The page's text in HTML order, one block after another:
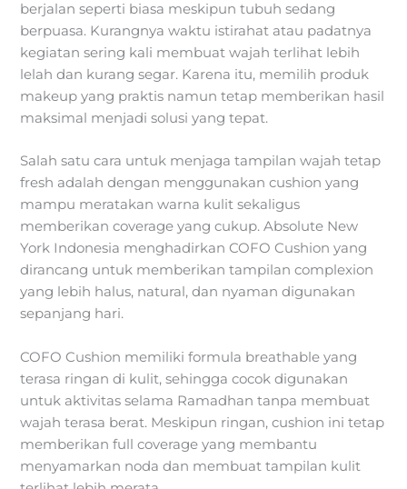
berjalan seperti biasa meskipun tubuh sedang
berpuasa. Kurangnya waktu istirahat atau padatnya
kegiatan sering kali membuat wajah terlihat lebih
lelah dan kurang segar. Karena itu, memilih produk
makeup yang praktis namun tetap memberikan hasil
maksimal menjadi solusi yang tepat.
Salah satu cara untuk menjaga tampilan wajah tetap
fresh adalah dengan menggunakan cushion yang
mampu meratakan warna kulit sekaligus
memberikan coverage yang cukup. Absolute New
York Indonesia menghadirkan COFO Cushion yang
dirancang untuk memberikan tampilan complexion
yang lebih halus, natural, dan nyaman digunakan
sepanjang hari.
COFO Cushion memiliki formula breathable yang
terasa ringan di kulit, sehingga cocok digunakan
untuk aktivitas selama Ramadhan tanpa membuat
wajah terasa berat. Meskipun ringan, cushion ini tetap
memberikan full coverage yang membantu
menyamarkan noda dan membuat tampilan kulit